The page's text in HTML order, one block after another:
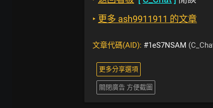
‣ 更多 ash9911911 的文章
文章代碼(AID): #1eS7NSAM
更多分享選項
關閉廣告 方便截圖